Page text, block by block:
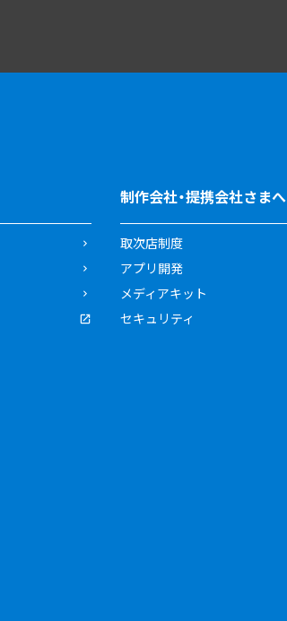
制作会社・提携会社さまへ
取次店制度
アプリ開発
メディアキット
セキュリティ